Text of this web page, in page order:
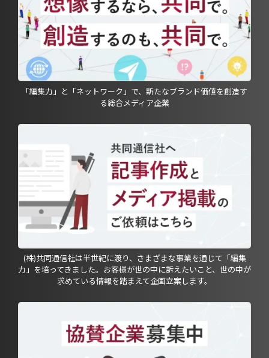
「編集力」と「ネットワーク」で、新たなブランド価値を創造す
る総合メディア企業
(株)共同通信社は半世紀に渡り、さまざまな事業を通じて「編集
力」を培ってきました。お客様が世の中に訴えたいこと、世の中が
求めている情報を踏まえて企画立案します。